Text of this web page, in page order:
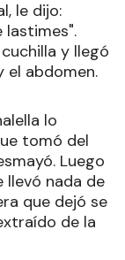
le dijo:
lastimes".
y llegó
el abdomen.
lo
tomó del
Luego
llevó nada de
que dejó se
de la